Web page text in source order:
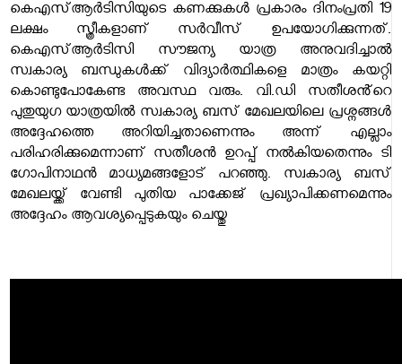
കെഎസ്ആർടിസിയുടെ കണക്കുകൾ പ്രകാരം ദിനംപ്രതി 19
ലക്ഷം സ്ത്രീകളാണ് സർവീസ് ഉപയോഗിക്കുന്നത്.
കെഎസ്ആർടിസി സൗജന്യ യാത്ര അനുവദിച്ചാൽ
സ്വകാര്യ ബന്ധുകൾക്ക് വിദ്യാർത്ഥികളെ മാത്രം കയറ്റി
കൊണ്ടുപോകേണ്ട അവസ്ഥ വരും. വി.ഡി സതീശൻ്റെ
പുതുയുഗ യാത്രയിൽ സ്വകാര്യ ബസ് മേഖലയിലെ പ്രശ്നങ്ങൾ
അദ്ദേഹത്തെ അറിയിച്ചതാണെന്നും അന്ന് എല്ലാം
പരിഹരിക്കുമെന്നാണ് സതീശൻ ഉറപ്പ് നൽകിയതെന്നും ടി
ഗോപിനാഥൻ മാധ്യമങ്ങളോട് പറഞ്ഞു. സ്വകാര്യ ബസ്
മേഖലയ്ക്ക് വേണ്ടി പുതിയ പാക്കേജ് പ്രഖ്യാപിക്കണമെന്നും
അദ്ദേഹം ആവശ്യപ്പെടുകയും ചെയ്തു